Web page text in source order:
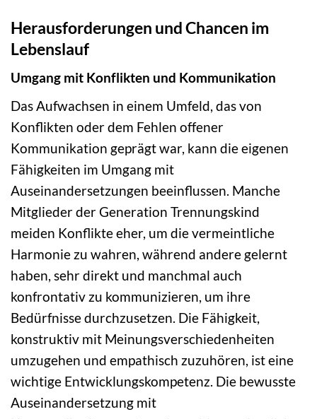
Herausforderungen und Chancen im
Lebenslauf
Umgang mit Konflikten und Kommunikation
Das Aufwachsen in einem Umfeld, das von
Konflikten oder dem Fehlen offener
Kommunikation geprägt war, kann die eigenen
Fähigkeiten im Umgang mit
Auseinandersetzungen beeinflussen. Manche
Mitglieder der Generation Trennungskind
meiden Konflikte eher, um die vermeintliche
Harmonie zu wahren, während andere gelernt
haben, sehr direkt und manchmal auch
konfrontativ zu kommunizieren, um ihre
Bedürfnisse durchzusetzen. Die Fähigkeit,
konstruktiv mit Meinungsverschiedenheiten
umzugehen und empathisch zuzuhören, ist eine
wichtige Entwicklungskompetenz. Die bewusste
Auseinandersetzung mit